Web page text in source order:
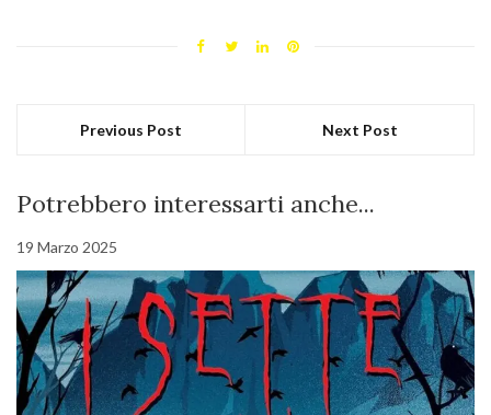
Previous Post Next Post
Potrebbero interessarti anche...
19 Marzo 2025